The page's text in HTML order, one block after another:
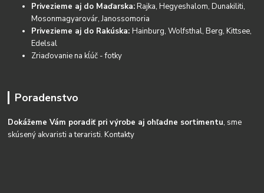
Privezieme aj do Maďarska:Rajka, Hegyeshalom, Dunakiliti,
Mosonmagyarovár, Janossomoria
Privezieme aj do Rakúska:Hainburg, Wolfsthal, Berg, Kittsee,
Edelsal
Zriaďovanie na kĺúč - fotky
Poradenstvo
Dokážeme Vám poradiť pri výrobe aj ohľadne sortimentu, sme
skúsený akvaristi a teraristi.Kontakty